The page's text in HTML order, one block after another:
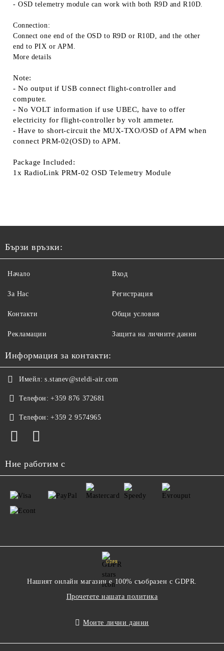
- OSD telemetry module can work with both R9D and R10D.
Connection:
Connect one end of the OSD to R9D or R10D, and the other
end to PIX or APM.
More details
Note:
- No output if USB connect flight-controller and
computer.
- No VOLT information if use UBEC, have to offer
electricity for flight-controller by volt ammeter.
- Have to short-circuit the MUX-TXO/OSD of APM when
connect PRM-02(OSD) to APM.
Package Included:
1x RadioLink PRM-02 OSD Telemetry Module
Бързи връзки:
Начало
За Нас
Контакти
Рекламации
Вход
Регистрация
Общи условия
Защита на личните данни
Информация за контакти:
Имейл: s.stanev@steldi-air.com
Телефон: +359 876 372681
Телефон: +359 2 9574965
Ние работим с
GDPR
Нашият онлайн магазин е 100% съобразен с GDPR.
Прочетете нашата политика
Моите лични данни